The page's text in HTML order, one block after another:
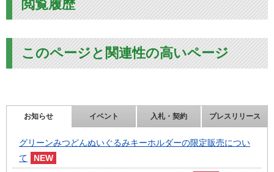
閲覧履歴
このページと関連性の高いページ
お知らせ イベント 入札・契約 プレスリリース
グリーンみつどんぬいぐるみキーホルダーの限定販売につい
て